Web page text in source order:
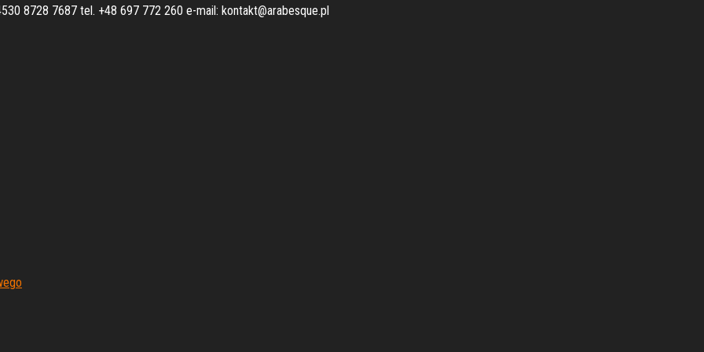
8728 7687 tel. +48 697 772 260 e-mail: kontakt@arabesque.pl